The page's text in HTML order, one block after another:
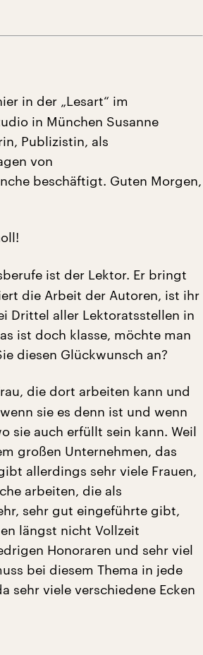
in der „Lesart“ im
in München Susanne
Publizistin, als
von
beschäftigt. Guten Morgen,
ist der Lektor. Er bringt
die Arbeit der Autoren, ist ihr
Drittel aller Lektoratsstellen in
ist doch klasse, möchte man
diesen Glückwunsch an?
die dort arbeiten kann und
sie es denn ist und wenn
sie auch erfüllt sein kann. Weil
großen Unternehmen, das
allerdings sehr viele Frauen,
arbeiten, die als
sehr gut eingeführte gibt,
längst nicht Vollzeit
Honoraren und sehr viel
bei diesem Thema in jede
sehr viele verschiedene Ecken